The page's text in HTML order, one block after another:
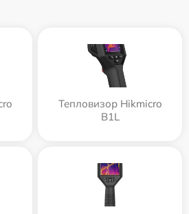
Тепловизор Hikmicro
B1L